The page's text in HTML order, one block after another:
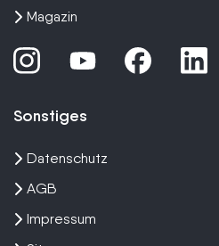
Magazin
Sonstiges
Datenschutz
AGB
Impressum